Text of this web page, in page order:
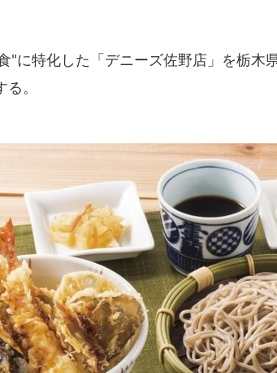
"に特化した「デニーズ佐野店」を栃木
。